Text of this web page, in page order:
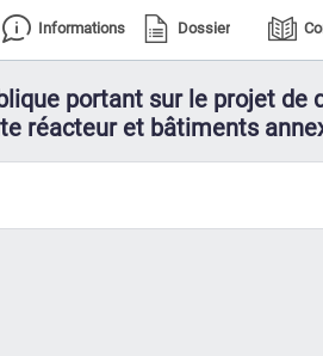
Informations Dossier
portant sur le projet de
réacteur et bâtiments